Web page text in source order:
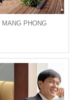
PHONG